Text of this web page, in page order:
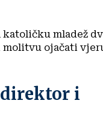
mladež
ojačati
direktor i